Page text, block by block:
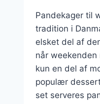
Pandekager til
tradition i
elsket del af
når
kun en del af
populær
set serveres